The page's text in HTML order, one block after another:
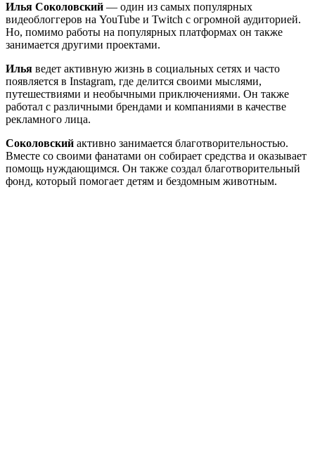
Илья Соколовский — один из самых популярных
видеоблоггеров на YouTube и Twitch с огромной аудиторией.
Но, помимо работы на популярных платформах он также
занимается другими проектами.
Илья ведет активную жизнь в социальных сетях и часто
появляется в Instagram, где делится своими мыслями,
путешествиями и необычными приключениями. Он также
работал с различными брендами и компаниями в качестве
рекламного лица.
Соколовский активно занимается благотворительностью.
Вместе со своими фанатами он собирает средства и оказывает
помощь нуждающимся. Он также создал благотворительный
фонд, который помогает детям и бездомным животным.